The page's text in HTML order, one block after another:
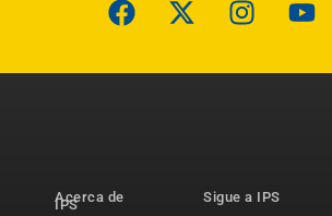
Acerca de
IPS
Sigue a IPS